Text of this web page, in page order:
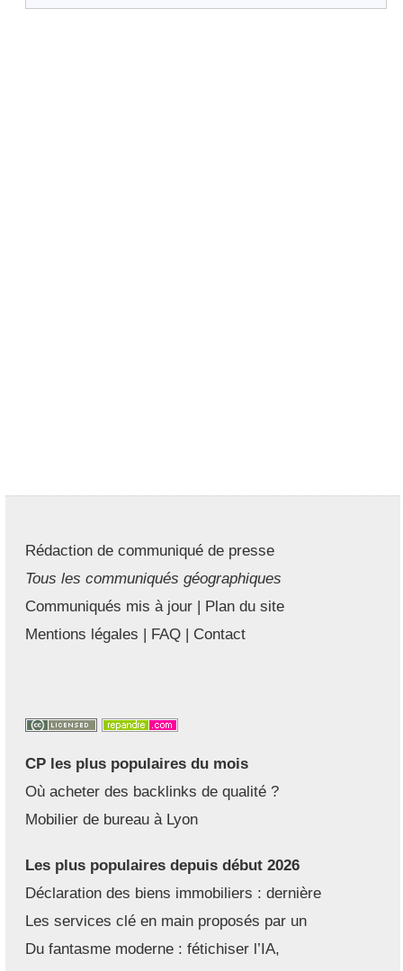
Rédaction de communiqué de presse
Tous les communiqués géographiques
Communiqués mis à jour | Plan du site
Mentions légales | FAQ | Contact
CP les plus populaires du mois
Où acheter des backlinks de qualité ?
Mobilier de bureau à Lyon
Les plus populaires depuis début 2026
Déclaration des biens immobiliers : dernière
Les services clé en main proposés par un
Du fantasme moderne : fétichiser l’IA,